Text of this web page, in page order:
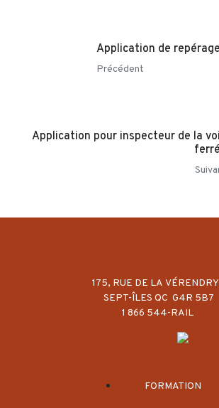
Application de
Précédent
Application pour inspecteur de la
175, RUE DE LA
SEPT-ÎLES QC G4R 5B7
1 866 544-RAIL
FORMATION